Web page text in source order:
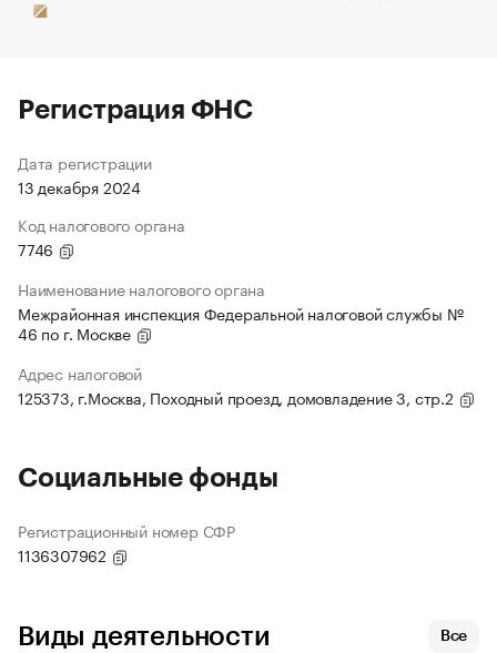
Регистрация ФНС
Дата регистрации
13 декабря 2024
Код налогового органа
7746
Наименование налогового органа
Межрайонная инспекция Федеральной налоговой службы №
46 по г. Москве
Адрес налоговой
125373, г.Москва, Походный проезд, домовладение 3, стр.2
Социальные фонды
Регистрационный номер СФР
1136307962
Виды деятельности Все